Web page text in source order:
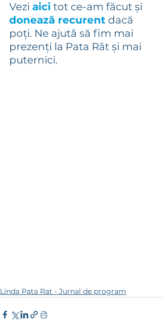
Vezi aici tot ce-am făcut și
donează recurent dacă
poți. Ne ajută să fim mai
prezenți la Pata Rât și mai
puternici.
Linda Pata Rat - Jurnal de program